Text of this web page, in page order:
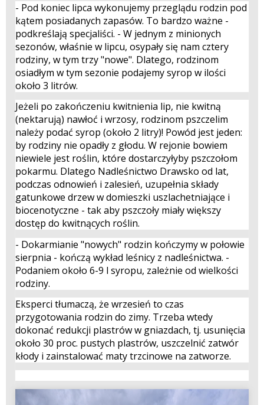
- Pod koniec lipca wykonujemy przeglądu rodzin pod
kątem posiadanych zapasów. To bardzo ważne -
podkreślają specjaliści. - W jednym z minionych
sezonów, właśnie w lipcu, osypały się nam cztery
rodziny, w tym trzy "nowe". Dlatego, rodzinom
osiadłym w tym sezonie podajemy syrop w ilości
około 3 litrów.
Jeżeli po zakończeniu kwitnienia lip, nie kwitną
(nektarują) nawłoć i wrzosy, rodzinom pszczelim
należy podać syrop (około 2 litry)! Powód jest jeden:
by rodziny nie opadły z głodu. W rejonie bowiem
niewiele jest roślin, które dostarczyłyby pszczołom
pokarmu. Dlatego Nadleśnictwo Drawsko od lat,
podczas odnowień i zalesień, uzupełnia składy
gatunkowe drzew w domieszki uszlachetniające i
biocenotyczne - tak aby pszczoły miały większy
dostęp do kwitnących roślin.
- Dokarmianie "nowych" rodzin kończymy w połowie
sierpnia - kończą wykład leśnicy z nadleśnictwa. -
Podaniem około 6-9 l syropu, zależnie od wielkości
rodziny.
Eksperci tłumaczą, że wrzesień to czas
przygotowania rodzin do zimy. Trzeba wtedy
dokonać redukcji plastrów w gniazdach, tj. usunięcia
około 30 proc. pustych plastrów, uszczelnić zatwór
kłody i zainstalować maty trzcinowe na zatworze.